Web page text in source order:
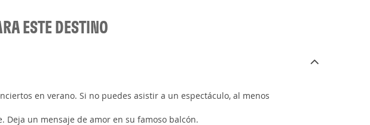
ESTE DESTINO
en verano. Si no puedes asistir a un espectáculo, al menos
Deja un mensaje de amor en su famoso balcón.